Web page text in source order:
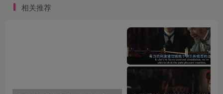
相关推荐